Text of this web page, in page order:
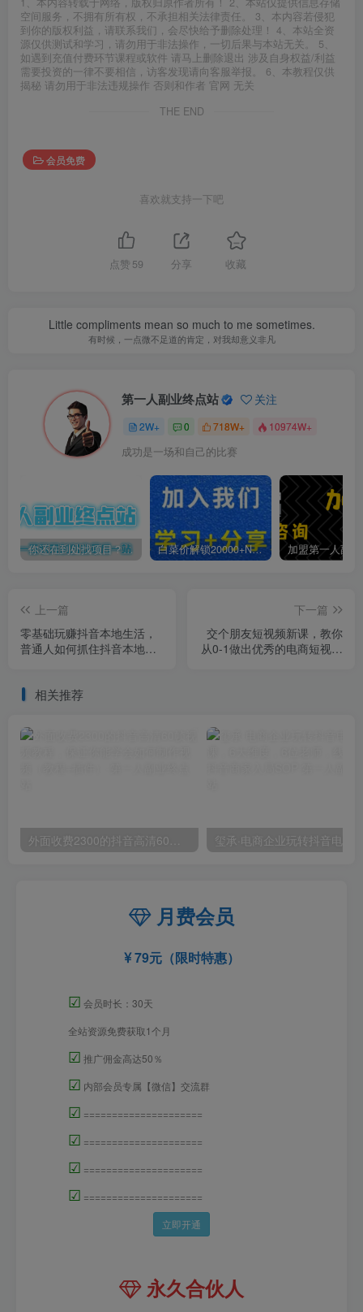
空间服务，不拥有所有权，不承担相关法律责任。 3、本内容若侵犯
到你的版权利益，请联系我们，会尽快给予删除处理！ 4、本站全资
源仅供测试和学习，请勿用于非法操作，一切后果与本站无关。 5、
如遇到充值付费环节课程或软件 请马上删除退出 涉及自身权益/利益
需要投资的一律不要相信，访客发现请向客服举报。 6、本教程仅供
揭秘 请勿用于非法违规操作 否则和作者 官网 无关
THE END
会员免费
喜欢就支持一下吧
点赞 59 分享 收藏
Little compliments mean so much to me sometimes.
有时候，一点微不足道的肯定，对我却意义非凡
第一人副业终点站 关注
2W+ 0 718W+ 10974W+
成功是一场和自己的比赛
你还在到处找项目？还在当韭菜？我靠卖项目一个月收入5万+，曾经我也是个失败者。 白菜价解锁20000+N个赚钱机会，加入第一人副业终点站会员，全站资源免费学习。
上一篇
零基础玩赚抖音本地生活，
普通人如何抓住抖音本地生
下一篇
交个朋友短视频新课，教你
从0-1做出优秀的电商短视频
相关推荐
外面收费2300的抖音高清60帧视频教程，保证你能学会如何制作视频（教程+插件）
月费会员
79元（限时特惠）
☑ 会员时长：30天
全站资源免费获取1个月
☑ 推广佣金高达50％
☑ 内部会员专属【微信】交流群
☑ =====================
☑ =====================
☑ =====================
☑ =====================
立即开通
永久合伙人